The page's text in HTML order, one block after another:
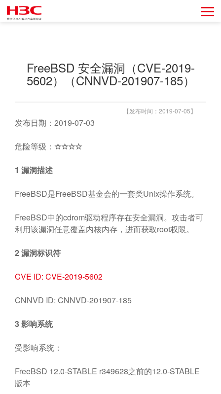
FreeBSD 安全漏洞（CVE-2019-
5602）（CNNVD-201907-185）
【发布时间：2019-07-05】
发布日期：2019-07-03
危险等级： ☆☆☆☆
1 漏洞描述
FreeBSD是FreeBSD基金会的一套类Unix操作系统。
FreeBSD中的cdrom驱动程序存在安全漏洞。攻击者可
利用该漏洞任意覆盖内核内存，进而获取root权限。
2漏洞标识符
CVE ID: CVE-2019-5602
CNNVD ID: CNNVD-201907-185
3影响系统
受影响系统：
FreeBSD 12.0-STABLE r349628之前的12.0-STABLE
版本